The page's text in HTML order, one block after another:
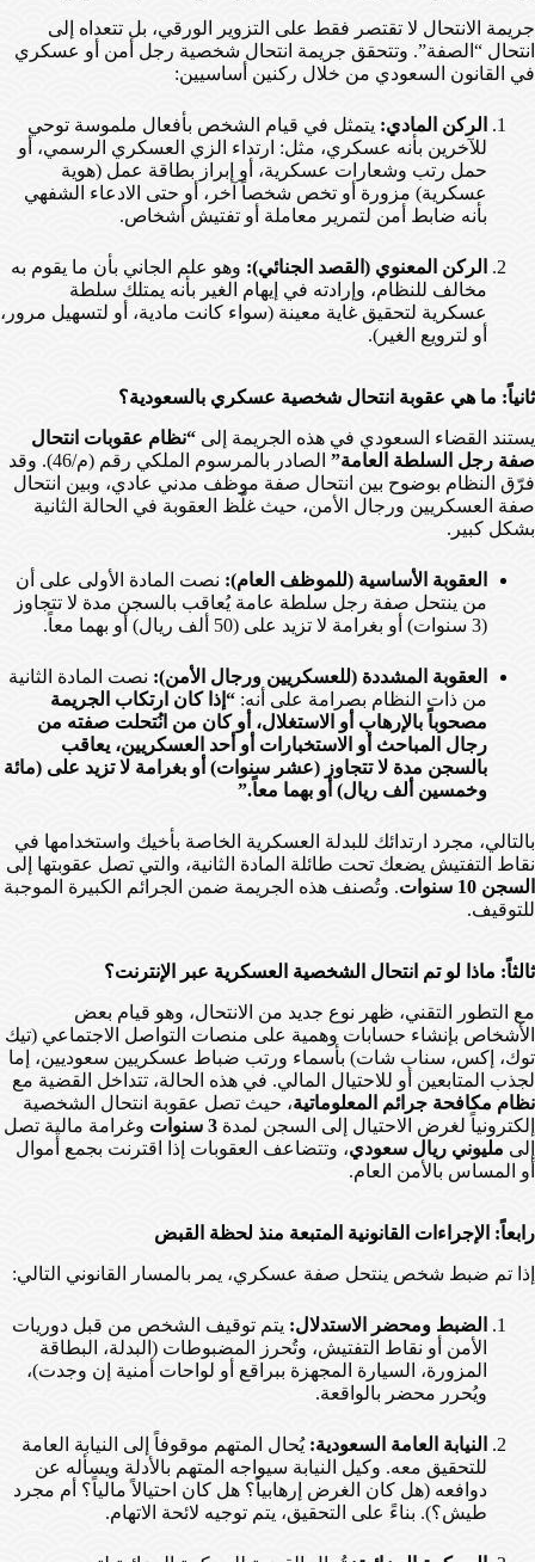
جريمة الانتحال لا تقتصر فقط على التزوير الورقي، بل تتعداه إلى
انتحال “الصفة”. وتتحقق جريمة انتحال شخصية رجل أمن أو عسكري
في القانون السعودي من خلال ركنين أساسيين:
الركن المادي: يتمثل في قيام الشخص بأفعال ملموسة توحي
للآخرين بأنه عسكري، مثل: ارتداء الزي العسكري الرسمي، أو
حمل رتب وشعارات عسكرية، أو إبراز بطاقة عمل (هوية
عسكرية) مزورة أو تخص شخصاً آخر، أو حتى الادعاء الشفهي
بأنه ضابط أمن لتمرير معاملة أو تفتيش أشخاص.
الركن المعنوي (القصد الجنائي): وهو علم الجاني بأن ما يقوم به
مخالف للنظام، وإرادته في إيهام الغير بأنه يمتلك سلطة
عسكرية لتحقيق غاية معينة (سواء كانت مادية، أو لتسهيل مرور،
أو لترويع الغير).
ثانياً: ما هي عقوبة انتحال شخصية عسكري بالسعودية؟
يستند القضاء السعودي في هذه الجريمة إلى “نظام عقوبات انتحال
صفة رجل السلطة العامة”
الصادر بالمرسوم الملكي رقم (م/46). وقد
فرّق النظام بوضوح بين انتحال صفة موظف مدني عادي، وبين انتحال
صفة العسكريين ورجال الأمن، حيث غلّظ العقوبة في الحالة الثانية
بشكل كبير.
العقوبة الأساسية (للموظف العام): نصت المادة الأولى على أن
من ينتحل صفة رجل سلطة عامة يُعاقب بالسجن مدة لا تتجاوز
(3 سنوات) أو بغرامة لا تزيد على (50 ألف ريال) أو بهما معاً.
العقوبة المشددة (للعسكريين ورجال الأمن): نصت المادة الثانية
من ذات النظام بصرامة على أنه: “إذا كان ارتكاب الجريمة
مصحوباً بالإرهاب أو الاستغلال، أو كان من انُتحلت صفته من
رجال المباحث أو الاستخبارات أو أحد العسكريين، يعاقب
بالسجن مدة لا تتجاوز (عشر سنوات) أو بغرامة لا تزيد على (مائة
وخمسين ألف ريال) أو بهما معاً.”
بالتالي، مجرد ارتدائك للبدلة العسكرية الخاصة بأخيك واستخدامها في
نقاط التفتيش يضعك تحت طائلة المادة الثانية، والتي تصل عقوبتها إلى
السجن 10 سنوات
. وتُصنف هذه الجريمة ضمن الجرائم الكبيرة الموجبة
للتوقيف.
ثالثاً: ماذا لو تم انتحال الشخصية العسكرية عبر الإنترنت؟
مع التطور التقني، ظهر نوع جديد من الانتحال، وهو قيام بعض
الأشخاص بإنشاء حسابات وهمية على منصات التواصل الاجتماعي (تيك
توك، إكس، سناب شات) بأسماء ورتب ضباط عسكريين سعوديين، إما
لجذب المتابعين أو للاحتيال المالي. في هذه الحالة، تتداخل القضية مع
نظام مكافحة جرائم المعلوماتية، حيث تصل عقوبة انتحال الشخصية
إلكترونياً لغرض الاحتيال إلى السجن لمدة 3 سنوات
وغرامة مالية تصل
إلى مليوني ريال سعودي، وتتضاعف العقوبات إذا اقترنت بجمع أموال
أو المساس بالأمن العام.
رابعاً: الإجراءات القانونية المتبعة منذ لحظة القبض
إذا تم ضبط شخص ينتحل صفة عسكري، يمر بالمسار القانوني التالي:
الضبط ومحضر الاستدلال: يتم توقيف الشخص من قبل دوريات
الأمن أو نقاط التفتيش، وتُحرز المضبوطات (البدلة، البطاقة
المزورة، السيارة المجهزة ببراقع أو لواحات أمنية إن وجدت)،
ويُحرر محضر بالواقعة.
النيابة العامة السعودية: يُحال المتهم موقوفاً إلى النيابة العامة
للتحقيق معه. وكيل النيابة سيواجه المتهم بالأدلة ويسأله عن
دوافعه (هل كان الغرض إرهابياً؟ هل كان احتيالاً مالياً؟ أم مجرد
طيش؟). بناءً على التحقيق، يتم توجيه لائحة الاتهام.